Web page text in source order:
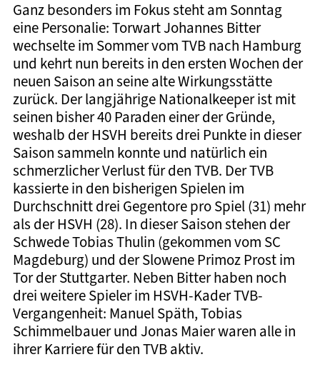
Ganz besonders im Fokus steht am Sonntag
eine Personalie: Torwart Johannes Bitter
wechselte im Sommer vom TVB nach Hamburg
und kehrt nun bereits in den ersten Wochen der
neuen Saison an seine alte Wirkungsstätte
zurück. Der langjährige Nationalkeeper ist mit
seinen bisher 40 Paraden einer der Gründe,
weshalb der HSVH bereits drei Punkte in dieser
Saison sammeln konnte und natürlich ein
schmerzlicher Verlust für den TVB. Der TVB
kassierte in den bisherigen Spielen im
Durchschnitt drei Gegentore pro Spiel (31) mehr
als der HSVH (28). In dieser Saison stehen der
Schwede Tobias Thulin (gekommen vom SC
Magdeburg) und der Slowene Primoz Prost im
Tor der Stuttgarter. Neben Bitter haben noch
drei weitere Spieler im HSVH-Kader TVB-
Vergangenheit: Manuel Späth, Tobias
Schimmelbauer und Jonas Maier waren alle in
ihrer Karriere für den TVB aktiv.